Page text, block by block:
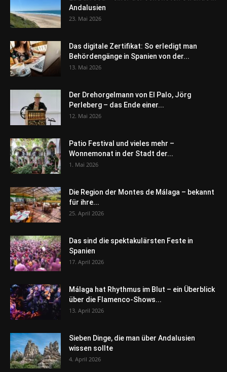
Andalusien
23. Mai 2026
Das digitale Zertifikat: So erledigt man
Behördengänge in Spanien von der...
13. Mai 2026
Der Drehorgelmann von El Palo, Jörg
Perleberg – das Ende einer...
12. Mai 2026
Patio Festival und vieles mehr –
Wonnemonat in der Stadt der...
1. Mai 2026
Die Region der Montes de Málaga – bekannt
für ihre...
25. April 2026
Das sind die spektakulärsten Feste in
Spanien
17. April 2026
Málaga hat Rhythmus im Blut – ein Überblick
über die Flamenco-Shows...
13. April 2026
Sieben Dinge, die man über Andalusien
wissen sollte
4. April 2026